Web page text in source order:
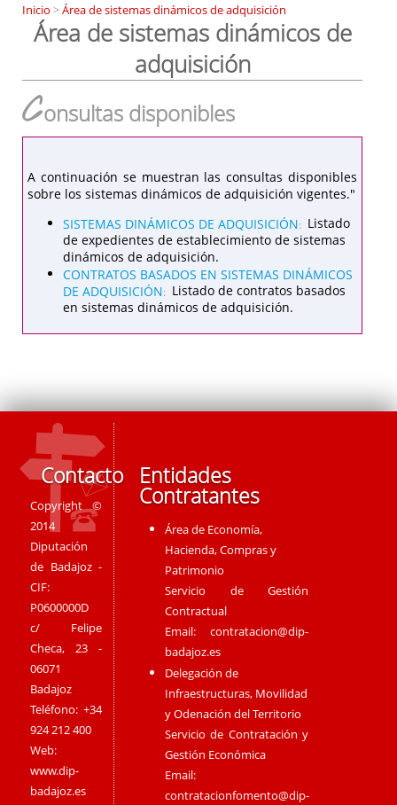
Inicio >Área de sistemas dinámicos de adquisición
Área de sistemas dinámicos de
adquisición
Consultas disponibles
A continuación se muestran las consultas disponibles
sobre los sistemas dinámicos de adquisición vigentes."
SISTEMAS DINÁMICOS DE ADQUISICIÓN: Listado
de expedientes de establecimiento de sistemas
dinámicos de adquisición.
CONTRATOS BASADOS EN SISTEMAS DINÁMICOS
DE ADQUISICIÓN: Listado de contratos basados
en sistemas dinámicos de adquisición.
Contacto
Copyright ©
2014
Diputación
de Badajoz -
CIF:
P0600000D
c/ Felipe
Checa, 23 -
06071
Badajoz
Teléfono: +34
924 212 400
Web:
www.dip-
badajoz.es
Entidades
Contratantes
Área de Economía,
Hacienda, Compras y
Patrimonio
Servicio de Gestión
Contractual
Email:contratacion@dip-
badajoz.es
Delegación de
Infraestructuras, Movilidad
y Odenación del Territorio
Servicio de Contratación y
Gestión Económica
Email:
contratacionfomento@dip-